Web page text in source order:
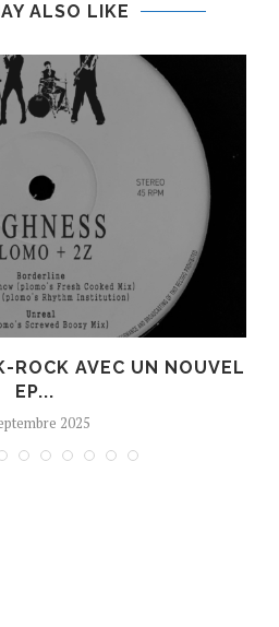
ALSO LIKE
ROCK AVEC UN NOUVEL
EP...
2025